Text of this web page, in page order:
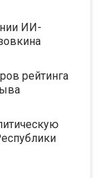
ИИ-
рейтинга